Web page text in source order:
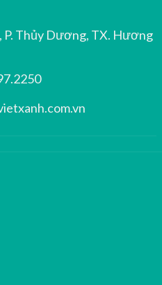
Thủy Dương, TX. Hương